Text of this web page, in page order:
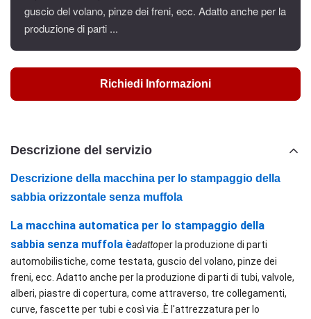
guscio del volano, pinze dei freni, ecc. Adatto anche per la
produzione di parti ...
Richiedi Informazioni
Descrizione del servizio
Descrizione della macchina per lo stampaggio della
sabbia orizzontale senza muffola
La macchina automatica per lo stampaggio della
sabbia senza muffola èadattoper la produzione di parti
automobilistiche, come testata, guscio del volano, pinze dei
freni, ecc. Adatto anche per la produzione di parti di tubi, valvole,
alberi, piastre di copertura, come attraverso, tre collegamenti,
curve, fascette per tubi e così via .È l'attrezzatura per lo